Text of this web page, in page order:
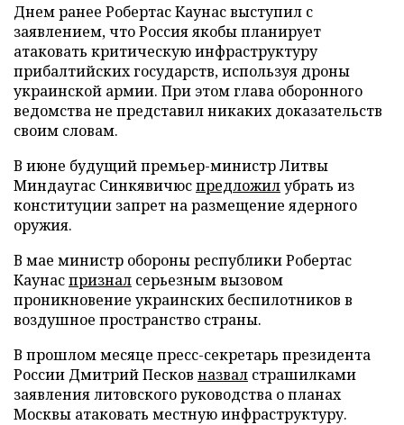
Днем ранее Робертас Каунас выступил с
заявлением, что Россия якобы планирует
атаковать критическую инфраструктуру
прибалтийских государств, используя дроны
украинской армии. При этом глава оборонного
ведомства не представил никаких доказательств
своим словам.
В июне будущий премьер-министр Литвы
Миндаугас Синкявичюспредложилубрать из
конституции запрет на размещение ядерного
оружия.
В мае министр обороны республики Робертас
Каунаспризнал серьезным вызовом
проникновение украинских беспилотников в
воздушное пространство страны.
В прошлом месяце пресс-секретарь президента
России Дмитрий Песков назвал страшилками
заявления литовского руководства о планах
Москвы атаковать местную инфраструктуру.